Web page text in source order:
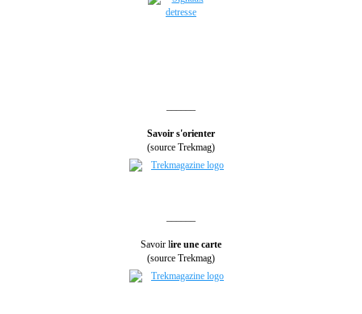
Savoir s'orienter
(source Trekmag)
Savoir lire une carte
(source Trekmag)